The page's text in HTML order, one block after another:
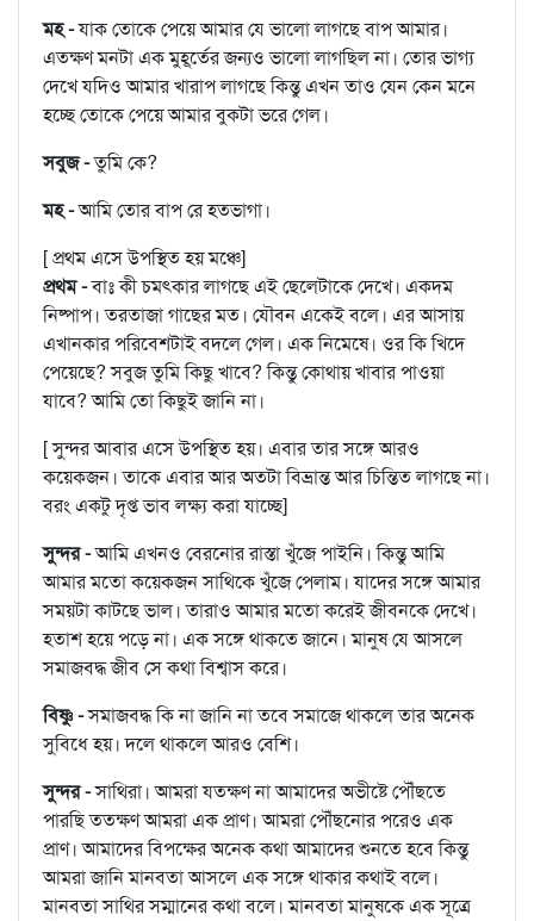
মহ -যাক তোকে পেয়ে আমার যে ভালো লাগছে বাপ আমার।
এতক্ষণ মনটা এক মুহূর্তের জন্যও ভালো লাগছিল না। তোর ভাগ্য
দেখে যদিও আমার খারাপ লাগছে কিন্তু এখন তাও যেন কেন মনে
হচ্ছে তোকে পেয়ে আমার বুকটা ভরে গেল।
সবুজ -তুমি কে?
মহ -আমি তোর বাপ রে হতভাগা।
[ প্রথম এসে উপস্থিত হয় মঞ্চে]
প্রথম -বাঃ কী চমৎকার লাগছে এই ছেলেটাকে দেখে। একদম
নিষ্পাপ। তরতাজা গাছের মত। যৌবন একেই বলে। এর আসায়
এখানকার পরিবেশটাই বদলে গেল। এক নিমেষে। ওর কি খিদে
পেয়েছে? সবুজ তুমি কিছু খাবে? কিন্তু কোথায় খাবার পাওয়া
যাবে? আমি তো কিছুই জানি না।
[ সুন্দর আবার এসে উপস্থিত হয়। এবার তার সঙ্গে আরও
কয়েকজন। তাকে এবার আর অতটা বিভ্রান্ত আর চিন্তিত লাগছে না।
বরং একটু দৃপ্ত ভাব লক্ষ্য করা যাচ্ছে]
সুন্দর -আমি এখনও বেরনোর রাস্তা খুঁজে পাইনি। কিন্তু আমি
আমার মতো কয়েকজন সাথিকে খুঁজে পেলাম। যাদের সঙ্গে আমার
সময়টা কাটছে ভাল। তারাও আমার মতো করেই জীবনকে দেখে।
হতাশ হয়ে পড়ে না। এক সঙ্গে থাকতে জানে। মানুষ যে আসলে
সমাজবদ্ধ জীব সে কথা বিশ্বাস করে।
বিষ্ণু -সমাজবদ্ধ কি না জানি না তবে সমাজে থাকলে তার অনেক
সুবিধে হয়। দলে থাকলে আরও বেশি।
সুন্দর -সাথিরা। আমরা যতক্ষণ না আমাদের অভীষ্টে পৌঁছতে
পারছি ততক্ষণ আমরা এক প্রাণ। আমরা পৌঁছনোর পরেও এক
প্রাণ। আমাদের বিপক্ষের অনেক কথা আমাদের শুনতে হবে কিন্তু
আমরা জানি মানবতা আসলে এক সঙ্গে থাকার কথাই বলে।
মানবতা সাথির সম্মানের কথা বলে। মানবতা মানুষকে এক সূত্রে